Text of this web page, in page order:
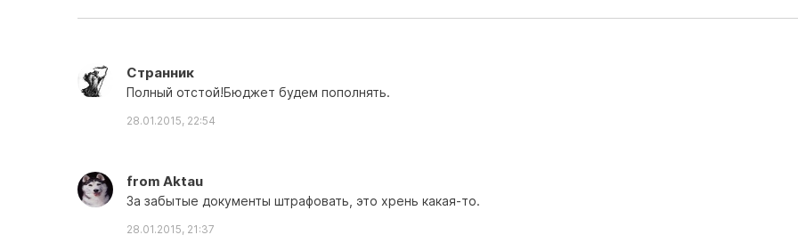
Странник
Полный отстой!Бюджет будем пополнять.
28.01.2015, 22:54
from Aktau
За забытые документы штрафовать, это хрень какая-то.
28.01.2015, 21:37